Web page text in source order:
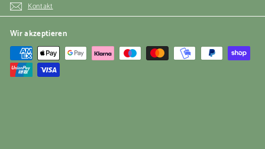
Kontakt
Wir akzeptieren